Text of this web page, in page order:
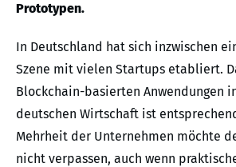
Prototypen.
In Deutschland hat sich inzwischen
Szene mit vielen Startups etabliert.
Blockchain-basierten Anwendungen
deutschen Wirtschaft ist
Mehrheit der Unternehmen möchte
nicht verpassen, auch wenn